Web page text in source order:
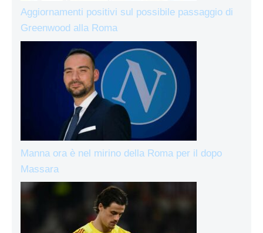
Aggiornamenti positivi sul possibile passaggio di
Greenwood alla Roma
Manna ora è nel mirino della Roma per il dopo
Massara